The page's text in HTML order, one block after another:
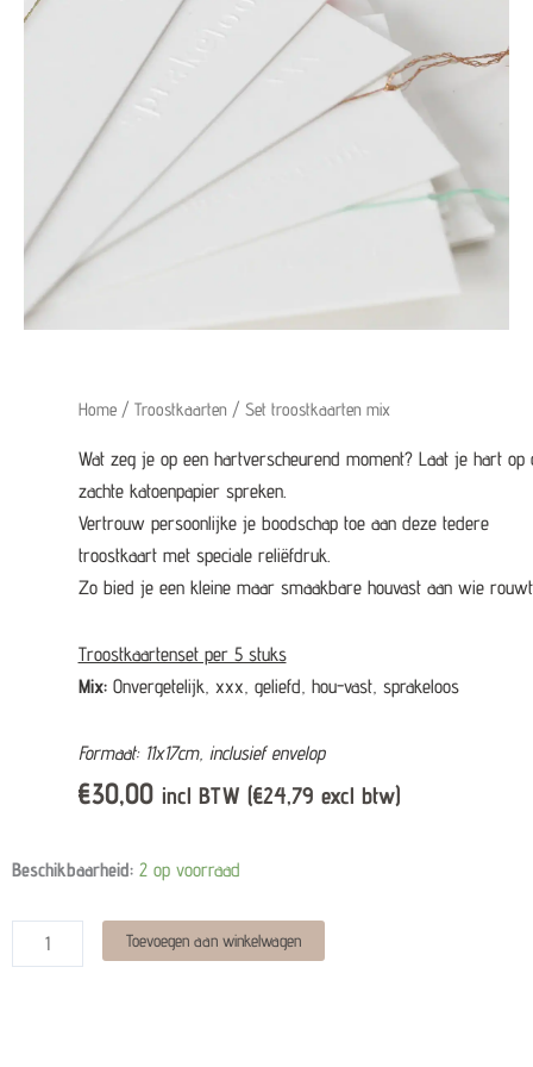
Home/ Troostkaarten / Set troostkaarten mix
Wat zeg je op een hartverscheurend moment? Laat je hart op
zachte katoenpapier spreken.
Vertrouw persoonlijke je boodschap toe aan deze tedere
troostkaart met speciale reliëfdruk.
Zo bied je een kleine maar smaakbare houvast aan wie
Troostkaartenset per 5 stuks
Mix:Onvergetelijk, xxx, geliefd, hou-vast, sprakeloos
Formaat: 11x17cm, inclusief envelop
€30,00 incl BTW (€24,79 excl btw)
Beschikbaarheid: 2 op voorraad
Set
quantity
Toevoegen aan winkelwagen